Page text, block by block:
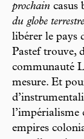
prochain casus
du globe
libérer le pays
Pastef trouve,
communauté
mesure. Et
l’impérialisme
empires